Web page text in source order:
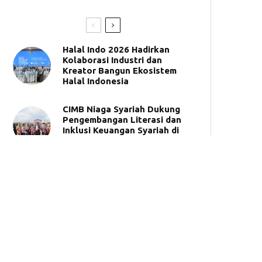
Halal Indo 2026 Hadirkan
Kolaborasi Industri dan
Kreator Bangun Ekosistem
Halal Indonesia
CIMB Niaga Syariah Dukung
Pengembangan Literasi dan
Inklusi Keuangan Syariah di